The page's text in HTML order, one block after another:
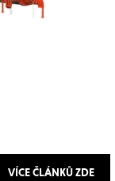
VÍCE ČLÁNKŮ ZDE